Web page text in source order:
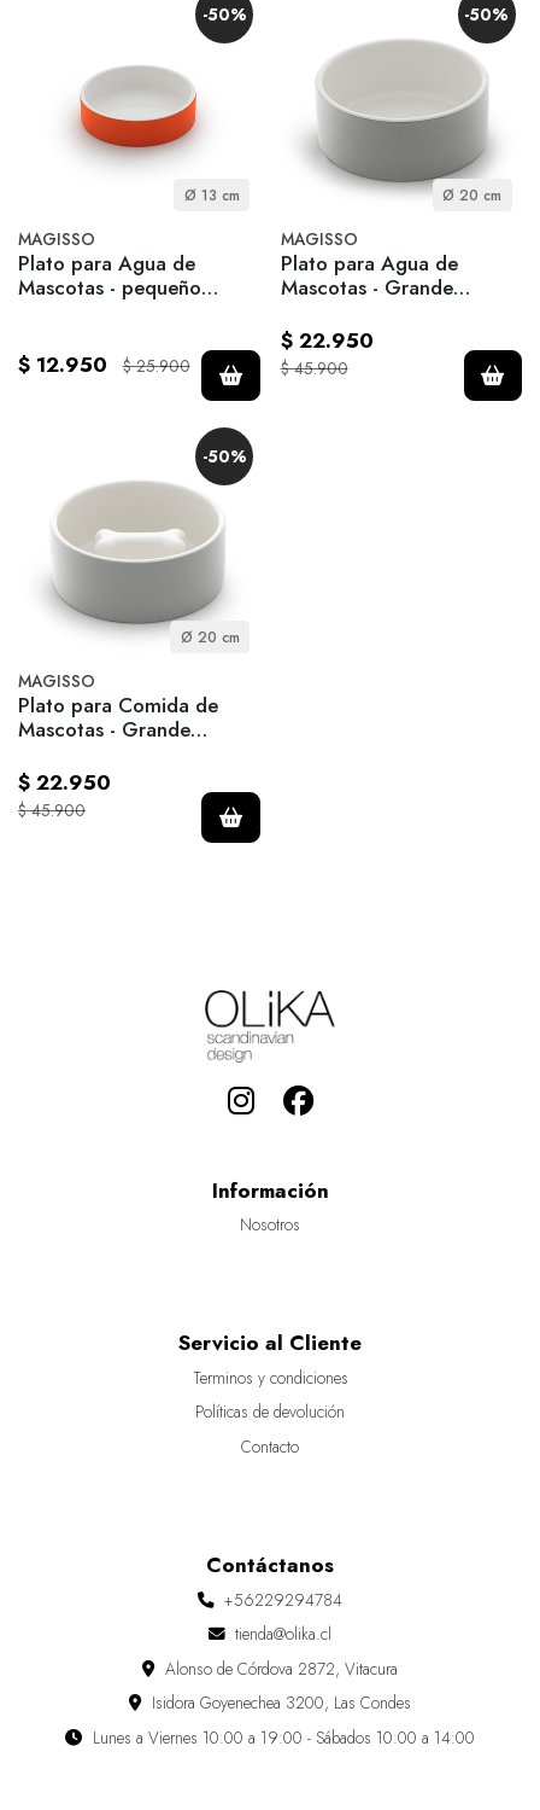
-50%
Ø 13 cm
MAGISSO
Plato para Agua de
Mascotas - pequeño
$ 12.950
$ 25.900
-50%
Ø 20 cm
MAGISSO
Plato para Agua de
Mascotas - Grande
$ 22.950
$ 45.900
-50%
Ø 20 cm
MAGISSO
Plato para Comida de
Mascotas - Grande
$ 22.950
$ 45.900
Información
Nosotros
Servicio al Cliente
Terminos y condiciones
Políticas de devolución
Contacto
Contáctanos
+56229294784
tienda@olika.cl
Alonso de Córdova 2872, Vitacura
Isidora Goyenechea 3200, Las Condes
Lunes a Viernes 10:00 a 19:00 - Sábados 10:00 a 14:00